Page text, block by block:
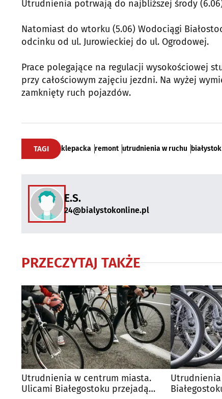
Utrudnienia potrwają do najbliższej środy
Natomiast do wtorku (5.06) Wodociągi
odcinku od ul. Jurowieckiej do ul. Ogrodowej.
Prace polegające na regulacji wysokościowej
przy całościowym zajęciu jezdni. Na wyżej
zamknięty ruch pojazdów.
TAGI klepacka remont utrudnienia w ruchu białystok
E.S.
24@bialystokonline.pl
PRZECZYTAJ TAKŻE
Utrudnienia w centrum miasta.
Ulicami Białegostoku przejadą